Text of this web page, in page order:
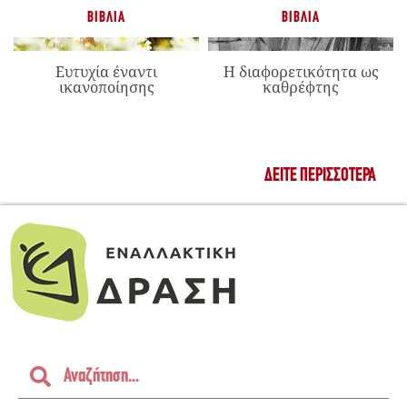
ΒΙΒΛΊΑ
Ευτυχία έναντι
ικανοποίησης
ΒΙΒΛΊΑ
Η διαφορετικότητα ως
καθρέφτης
ΔΕΊΤΕ ΠΕΡΙΣΣΌΤΕΡΑ